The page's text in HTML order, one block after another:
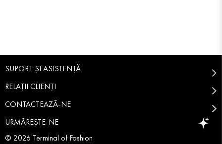
SUPORT ȘI ASISTENȚĂ
RELAȚII CLIENȚI
CONTACTEAZĂ-NE
URMĂREȘTE-NE
© 2026 Terminal of Fashion